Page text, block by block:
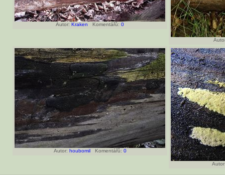
Autor: Kraken Komentářů: 0
Autor: houbomilKomentářů: 0